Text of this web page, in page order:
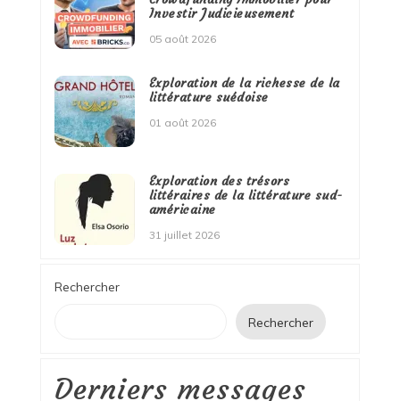
Investir Judicieusement
05 août 2026
Exploration de la richesse de la
littérature suédoise
01 août 2026
Exploration des trésors
littéraires de la littérature sud-
américaine
31 juillet 2026
Rechercher
Rechercher
Derniers messages